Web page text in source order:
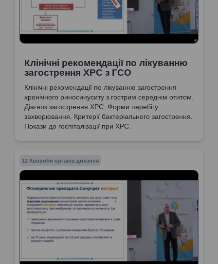
Клінічні рекомендації по лікуванню
загострення ХРС з ГСО
Клінічні рекомендації по лікуванню загострення
хронічного риносинуситу з гострим середнім отитом.
Діагноз загострення ХРС. Форми перебігу
захворювання. Критерії бактеріального загострення.
Покази до госпіталізації при ХРС.
12 Хвороби органів дихання